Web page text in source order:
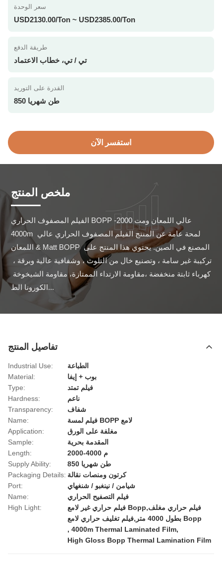
سعر الوحدة
USD2130.00/Ton ~ USD2385.00/Ton
طريقة الدفع
تي / تي، خطاب الاعتماد
القدرة على التوريد
850 طن شهريا
استفسر الآن
ملخص المنتج
الفيلم المصفوف الحراري BOPP عالي اللمعان ومت 2000-
4000m لمحة عامة عن المنتج الفيلم المصفوف الحراري عالي
اللمعان & Matt BOPP المصنع في الصين. يحتوي هذا المنتج على
الكورونا الط...
تفاصيل المنتج
Industrial Use:
الطباعة
Material:
بوب + إيفا
Type:
فيلم تمتد
Hardness:
ناعم
Transparency:
شفاف
Name:
فيلم لمسة BOPP لامع
Application:
مغلفة على الورق
Sample:
المقدمة بحرية
Length:
2000-4000 م
Supply Ability:
850 طن شهريا
Packaging Details: كرتون ومنصات نقالة
Port:
شيامن / نينغبو / شنغهاي
Name:
فيلم التصفيح الحراري
High Light:
فيلم حراري غير لامع Bopp,فيلم حراري مغلف
بطول 4000 متر,فيلم تغليف حراري لامع Bopp
, 4000m Thermal Laminated Film,
High Gloss Bopp Thermal Lamination Film